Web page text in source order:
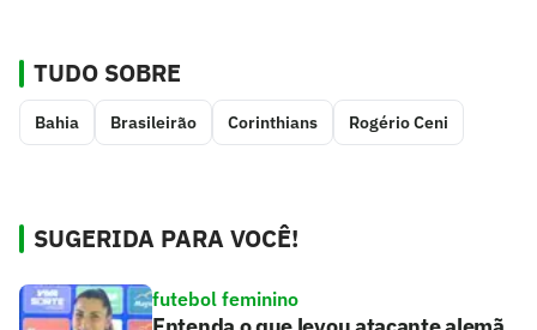
TUDO SOBRE
Bahia Brasileirão Corinthians Rogério Ceni
SUGERIDA PARA VOCÊ!
futebol feminino